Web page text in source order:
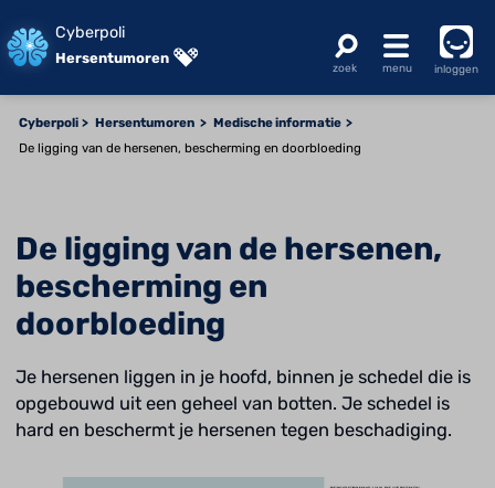
Cyberpoli
Hersentumoren
inloggen
Cyberpoli Hersentumoren
Medische informatie
De ligging van de hersenen, bescherming en doorbloeding
De ligging van de hersenen,
bescherming en
doorbloeding
Je hersenen liggen in je hoofd, binnen je schedel die is
opgebouwd uit een geheel van botten. Je schedel is
hard en beschermt je hersenen tegen beschadiging.